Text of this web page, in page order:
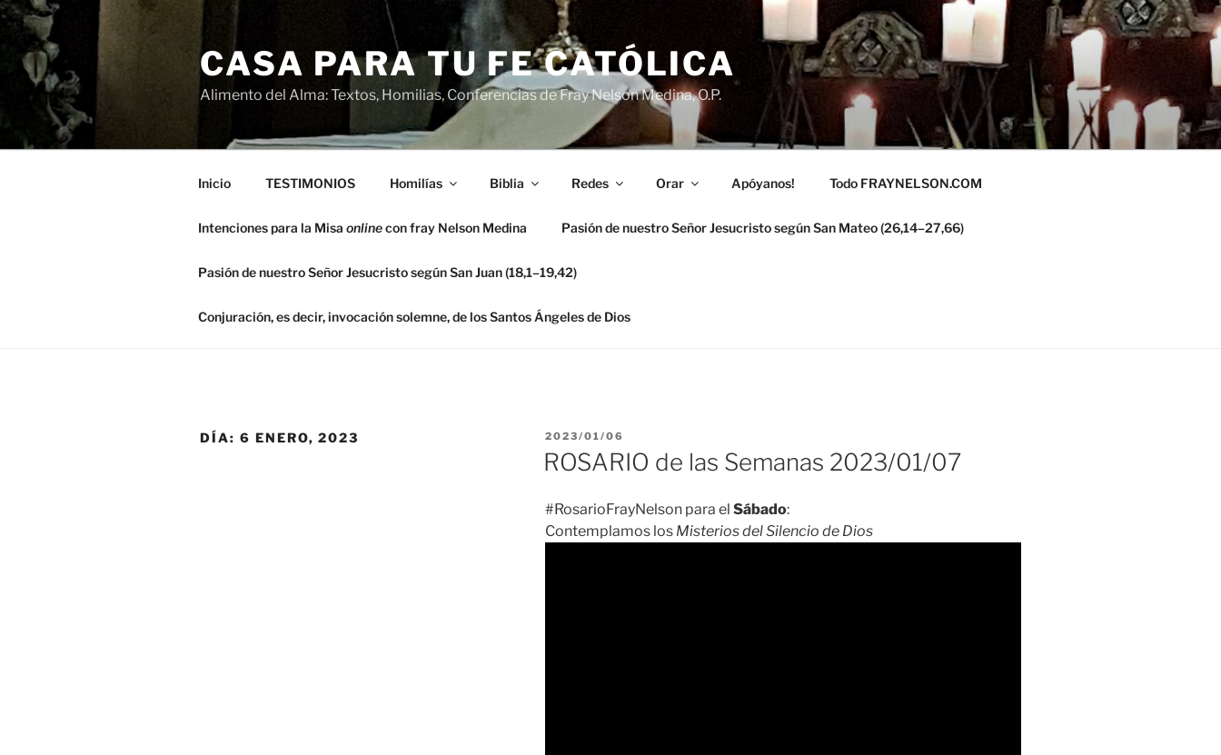
Saltar
contenido
CASA PARA TU FE CATÓLICA
Alimento del Alma: Textos, Homilias, Conferencias de Fray Nelson Medina, O.P.
Inicio TESTIMONIOS Homilías Biblia Redes Orar Apóyanos! Todo FRAYNELSON.COM
Intenciones para la Misa onlinecon fray Nelson Medina Pasión de nuestro Señor Jesucristo según San Mateo (26,14–27,66)
Pasión de nuestro Señor Jesucristo según San Juan (18,1–19,42)
Conjuración, es decir, invocación solemne, de los Santos Ángeles de Dios
DÍA: 6 ENERO, 2023
PUBLICADO
EL
2023/01/06
ROSARIO de las Semanas 2023/01/07
#RosarioFrayNelson para el Sábado:
Contemplamos los Misterios del Silencio de Dios